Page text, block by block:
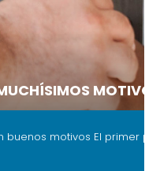
buenos motivos El primer